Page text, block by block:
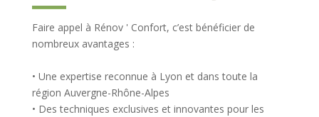
Faire appel à Rénov ' Confort, c’est bénéficier de
nombreux avantages :
• Une expertise reconnue à Lyon et dans toute la
région Auvergne-Rhône-Alpes
• Des techniques exclusives et innovantes pour les